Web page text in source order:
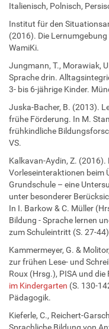
Italienisch, Polnisch,
Institut für den
(2016). Die
WamiKi.
Jungmann, T., Morawiak,
Sprache drin.
3- bis 6-jährige Kinder.
Juska-Bacher, B. (2013).
frühe Förderung. In M.
frühkindliche
VS.
Kalkavan-Aydin, Z.
Vorleseinteraktionen beim
Grundschule – eine
unter besonderer
In I. Barkow & C. Müller
Bildung - Sprache lernen
zum Schuleintritt (S. 27-
Kammermeyer, G. &
zur frühen Lese- und
Roux (Hrsg.), PISA und die
im Kindergarten (S. 130-
Pädagogik.
Kieferle, C., Reichert-